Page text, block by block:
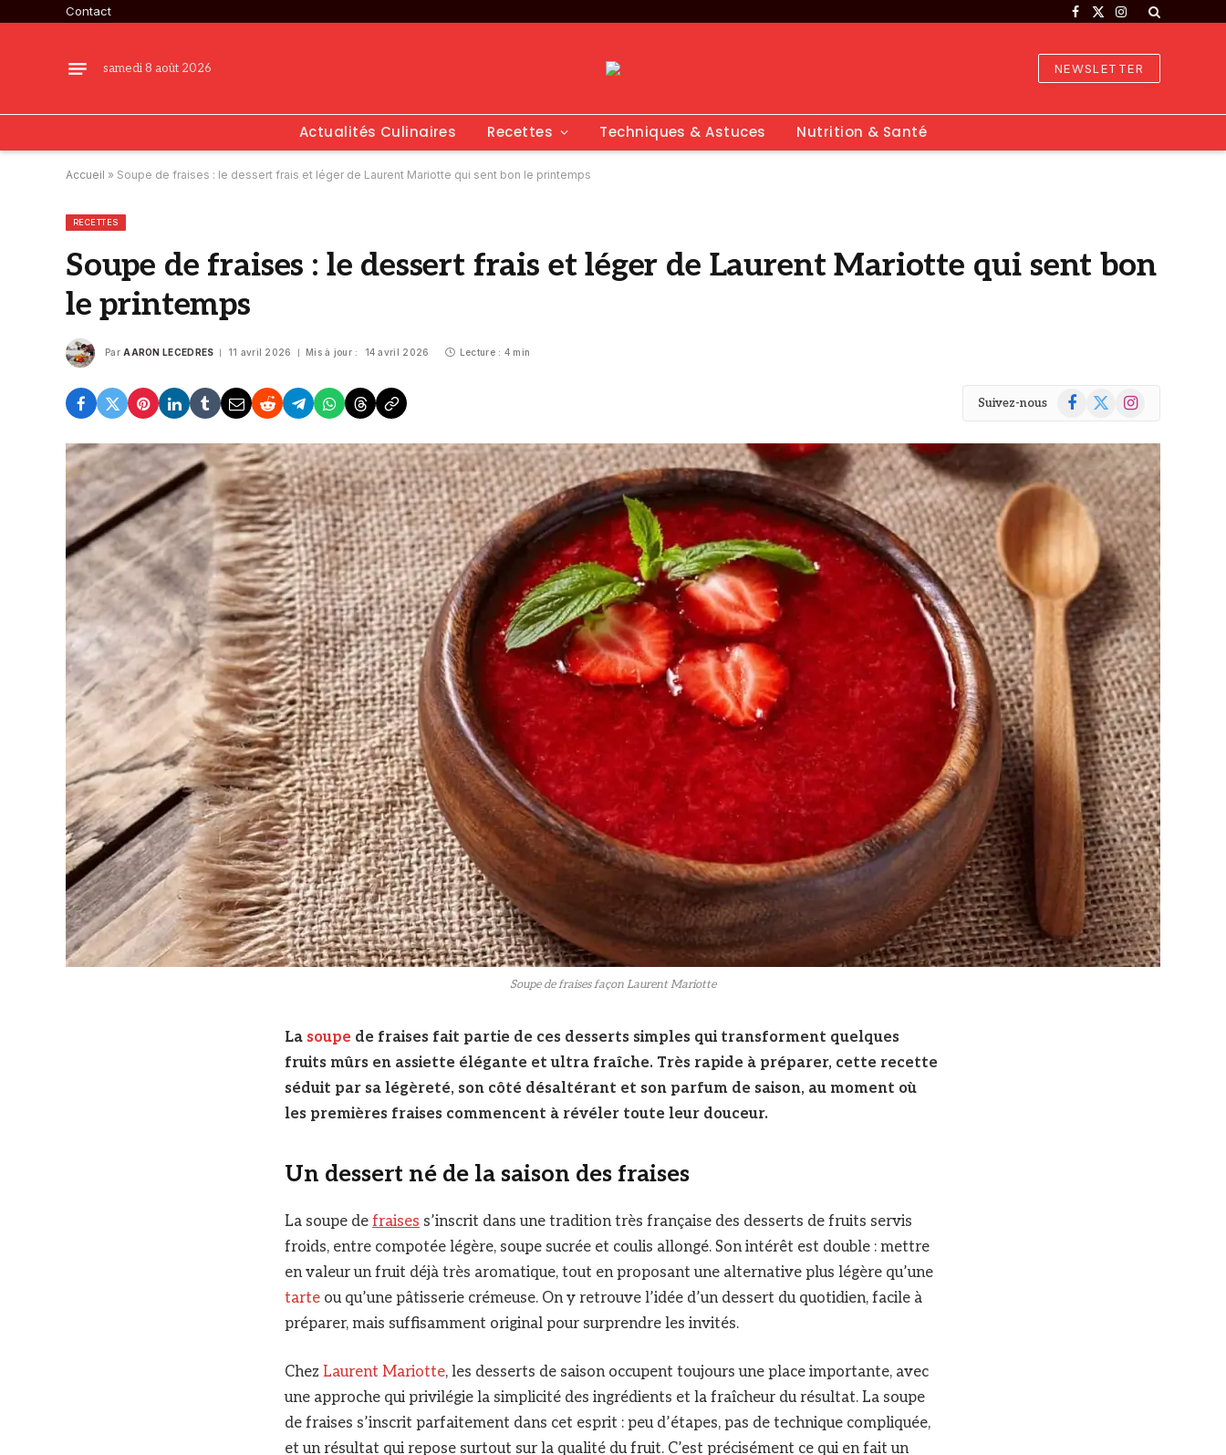
Contact
Facebook
X
Instagram
samedi 8 août 2026 NEWSLETTER
Actualités Culinaires Recettes Techniques & Astuces Nutrition & Santé
Accueil » Soupe de fraises : le dessert frais et léger de Laurent Mariotte qui sent bon le printemps
RECETTES
Soupe de fraises : le dessert frais et léger de Laurent Mariotte qui sent bon
le printemps
Par AARON LECEDRES 11 avril 2026 Mis à jour : 14 avril 2026 Lecture : 4 min
Suivez-nous Facebook
X
Instagram
Soupe de fraises façon Laurent Mariotte
La soupe de fraises fait partie de ces desserts simples qui transforment quelques
fruits mûrs en assiette élégante et ultra fraîche. Très rapide à préparer, cette recette
séduit par sa légèreté, son côté désaltérant et son parfum de saison, au moment où
les premières fraises commencent à révéler toute leur douceur.
Un dessert né de la saison des fraises
La soupe de fraises s’inscrit dans une tradition très française des desserts de fruits servis
froids, entre compotée légère, soupe sucrée et coulis allongé. Son intérêt est double : mettre
en valeur un fruit déjà très aromatique, tout en proposant une alternative plus légère qu’une
tarte ou qu’une pâtisserie crémeuse. On y retrouve l’idée d’un dessert du quotidien, facile à
préparer, mais suffisamment original pour surprendre les invités.
Chez Laurent Mariotte, les desserts de saison occupent toujours une place importante, avec
une approche qui privilégie la simplicité des ingrédients et la fraîcheur du résultat. La soupe
de fraises s’inscrit parfaitement dans cet esprit : peu d’étapes, pas de technique compliquée,
et un résultat qui repose surtout sur la qualité du fruit. C’est précisément ce qui en fait un